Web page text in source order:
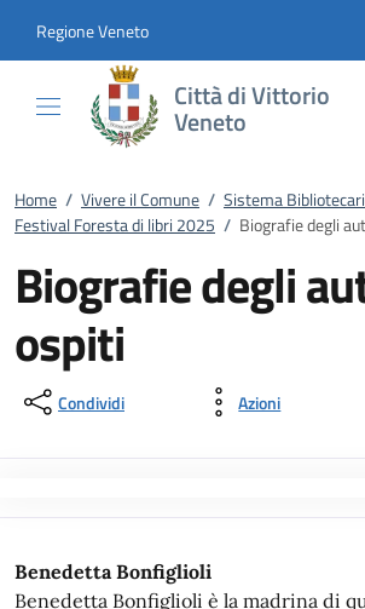
Regione Veneto
Città di Vittorio
Veneto
Home / Vivere il Comune / Sistema
Festival Foresta di libri 2025 / Biografie degli
Biografie degli
ospiti
Condividi Azioni
Benedetta Bonfiglioli
Benedetta Bonfiglioli è la madrina di